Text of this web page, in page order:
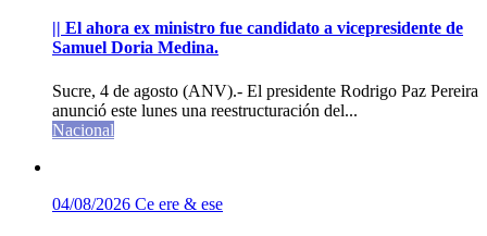
|| El ahora ex ministro fue candidato a vicepresidente de
Samuel Doria Medina.
Sucre, 4 de agosto (ANV).- El presidente Rodrigo Paz Pereira
anunció este lunes una reestructuración del...
Nacional
04/08/2026 Ce ere & ese